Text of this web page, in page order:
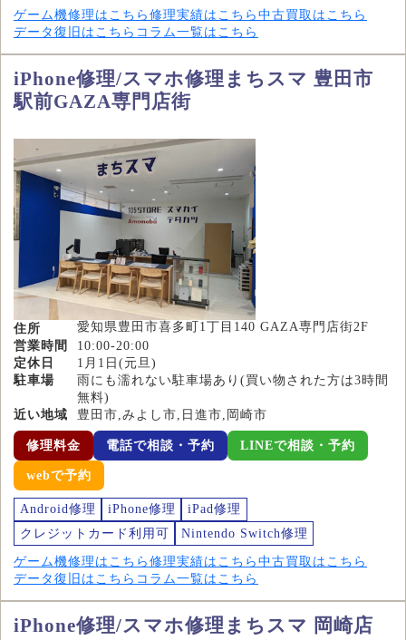
ゲーム機修理はこちら 修理実績はこちら 中古買取はこちら
データ復旧はこちら コラム一覧はこちら
iPhone修理/スマホ修理まちスマ 豊田市
駅前GAZA専門店街
住所
愛知県豊田市喜多町1丁目140 GAZA専門店街2F
営業時間
10:00-20:00
定休日
1月1日(元旦)
駐車場
雨にも濡れない駐車場あり(買い物された方は3時間
無料)
近い地域
豊田市,みよし市,日進市,岡崎市
修理料金 電話で相談・予約 LINEで相談・予約
webで予約
Android修理 iPhone修理
iPad修理
クレジットカード利用可
Nintendo Switch修理
ゲーム機修理はこちら 修理実績はこちら 中古買取はこちら
データ復旧はこちら コラム一覧はこちら
iPhone修理/スマホ修理まちスマ 岡崎店